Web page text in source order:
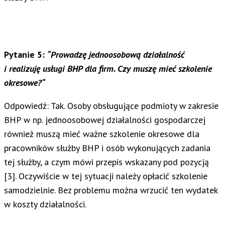
Pytanie 5: “Prowadzę jednoosobową działalność
i realizuję usługi BHP dla firm. Czy muszę mieć szkolenie
okresowe?“
Odpowiedź: Tak. Osoby obsługujące podmioty w zakresie
BHP w np. jednoosobowej działalności gospodarczej
również muszą mieć ważne szkolenie okresowe dla
pracowników służby BHP i osób wykonujących zadania
tej służby, a czym mówi przepis wskazany pod pozycją
[3]. Oczywiście w tej sytuacji należy opłacić szkolenie
samodzielnie. Bez problemu można wrzucić ten wydatek
w koszty działalności.